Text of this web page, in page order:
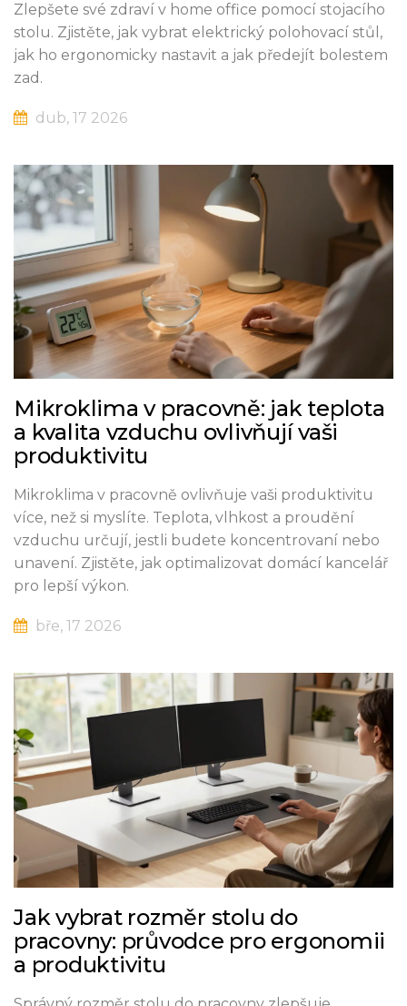
Zlepšete své zdraví v home office pomocí stojacího
stolu. Zjistěte, jak vybrat elektrický polohovací stůl,
jak ho ergonomicky nastavit a jak předejít bolestem
zad.
dub, 17 2026
Mikroklima v pracovně: jak teplota
a kvalita vzduchu ovlivňují vaši
produktivitu
Mikroklima v pracovně ovlivňuje vaši produktivitu
více, než si myslíte. Teplota, vlhkost a proudění
vzduchu určují, jestli budete koncentrovaní nebo
unavení. Zjistěte, jak optimalizovat domácí kancelář
pro lepší výkon.
bře, 17 2026
Jak vybrat rozměr stolu do
pracovny: průvodce pro ergonomii
a produktivitu